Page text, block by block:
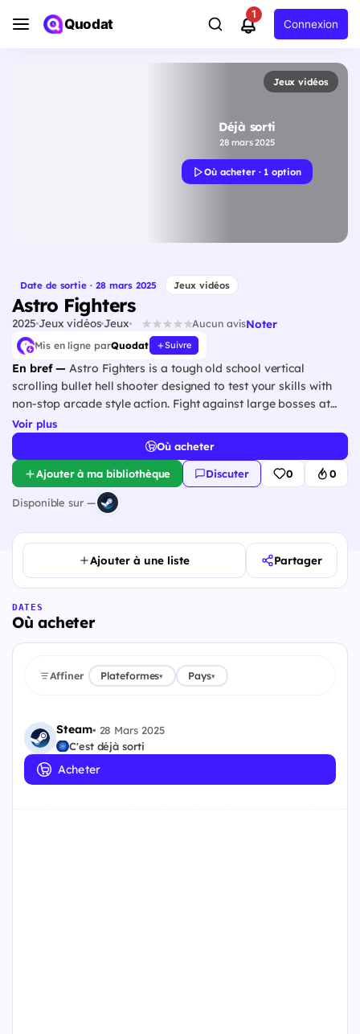
Quodat
1
Connexion
Jeux vidéos
Déjà sorti
28 mars 2025
Où acheter · 1 option
Date de sortie · 28 mars 2025 Jeux vidéos
Astro Fighters
2025 Jeux vidéosJeux Aucun avisNoter
Mis en ligne parQuodat Suivre
En bref — Astro Fighters is a tough old school vertical
scrolling bullet hell shooter designed to test your skills with
non-stop arcade style action. Fight against large bosses at
the end of every level and compete for the high score across
4 difficulty modes to be the best fighter pilot in the game.
Voir plus
Où acheter
Ajouter à ma bibliothèque Discuter 0 0
Disponible sur —
Ajouter à une liste Partager
DATES
Où acheter
Affiner Plateformes▾ Pays▾
Steam• 28 Mars 2025
C'est déjà sorti
Acheter